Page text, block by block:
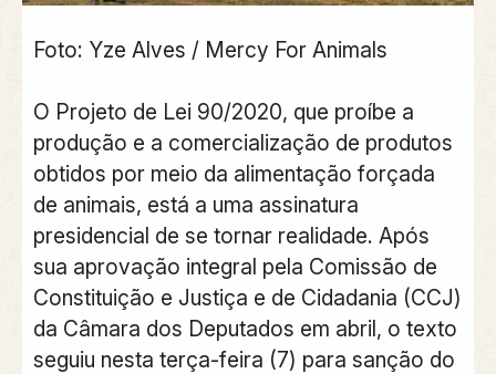
Foto: Yze Alves / Mercy For Animals
O Projeto de Lei 90/2020, que proíbe a
produção e a comercialização de produtos
obtidos por meio da alimentação forçada
de animais, está a uma assinatura
presidencial de se tornar realidade. Após
sua aprovação integral pela Comissão de
Constituição e Justiça e de Cidadania (CCJ)
da Câmara dos Deputados em abril, o texto
seguiu nesta terça-feira (7) para sanção do